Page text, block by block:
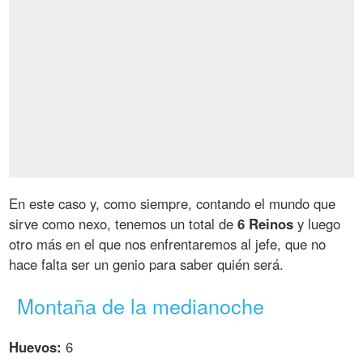
En este caso y, como siempre, contando el mundo que
sirve como nexo, tenemos un total de6 Reinos y luego
otro más en el que nos enfrentaremos al jefe, que no
hace falta ser un genio para saber quién será.
Montaña de la medianoche
Huevos: 6